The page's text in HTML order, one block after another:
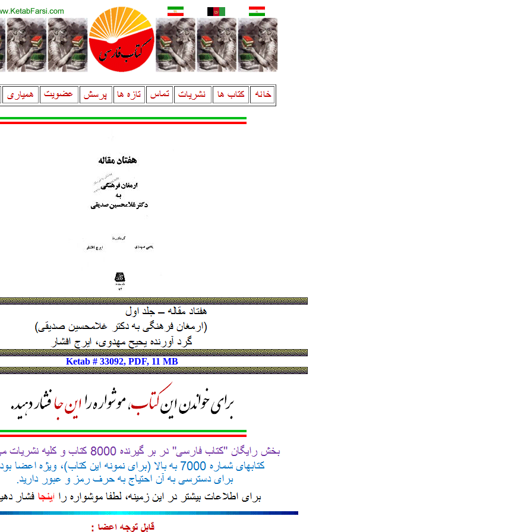
Ketab # 33092, PDF, 11 MB